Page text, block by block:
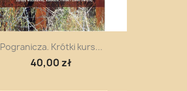
Pogranicza. Krótki kurs...
40,00 zł